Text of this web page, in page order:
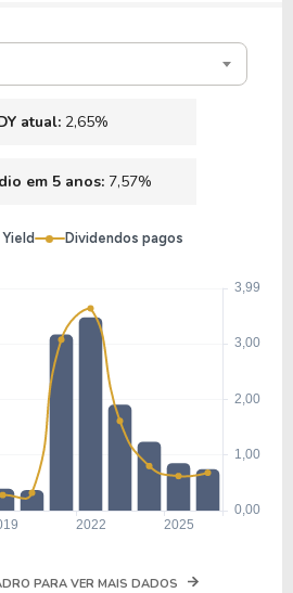
atual: 2,65%
em 5 anos: 7,57%
Dividendos pagos
PARA VER MAIS DADOS